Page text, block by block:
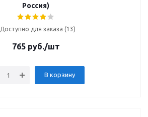
Россия)
Доступно для заказа (13)
765руб./шт
В корзину